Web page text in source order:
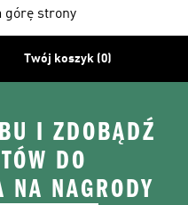
górę strony
Twój koszyk (0)
I ZDOBĄDŹ
DO
NA NAGRODY